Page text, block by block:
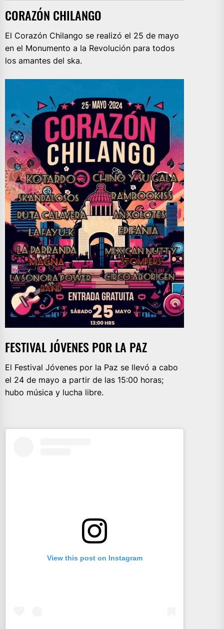
CORAZÓN CHILANGO
El Corazón Chilango se realizó el 25 de mayo
en el Monumento a la Revolución para todos
los amantes del ska.
FESTIVAL JÓVENES POR LA PAZ
El Festival Jóvenes por la Paz se llevó a cabo
el 24 de mayo a partir de las 15:00 horas;
hubo música y lucha libre.
View this post on Instagram